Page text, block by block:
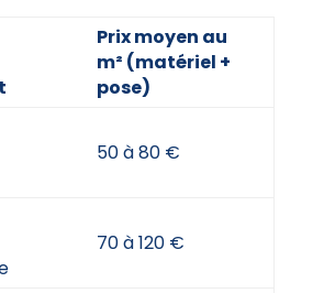
Prix moyen au
m² (matériel +
pose)
50 à 80 €
70 à 120 €